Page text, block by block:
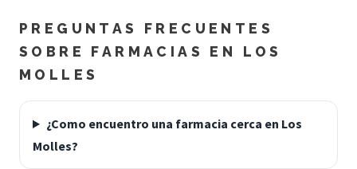
PREGUNTAS FRECUENTES
SOBRE FARMACIAS EN LOS
MOLLES
¿Como encuentro una farmacia cerca en Los
Molles?